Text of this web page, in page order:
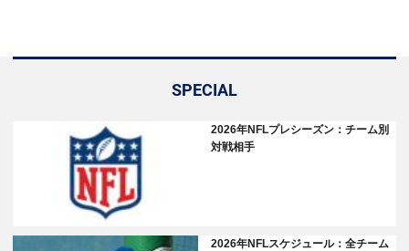
SPECIAL
2026年NFLプレシーズン：チーム別
対戦相手
2026年NFLスケジュール：全チーム